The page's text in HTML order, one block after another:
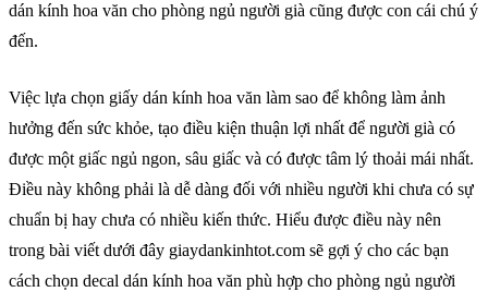
dán kính hoa văn cho phòng ngủ người già cũng được con cái chú ý
đến.
Việc lựa chọn giấy dán kính hoa văn làm sao để không làm ảnh
hưởng đến sức khỏe, tạo điều kiện thuận lợi nhất để người già có
được một giấc ngủ ngon, sâu giấc và có được tâm lý thoải mái nhất.
Điều này không phải là dễ dàng đối với nhiều người khi chưa có sự
chuẩn bị hay chưa có nhiều kiến thức. Hiểu được điều này nên
trong bài viết dưới đây giaydankinhtot.com sẽ gợi ý cho các bạn
cách chọn decal dán kính hoa văn phù hợp cho phòng ngủ người